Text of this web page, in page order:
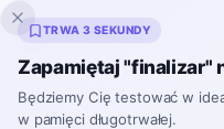
Inklingo
TRWA 3 SEKUNDY
Zapamiętaj "finalizar"
Będziemy Cię testować w
w pamięci długotrwałej.